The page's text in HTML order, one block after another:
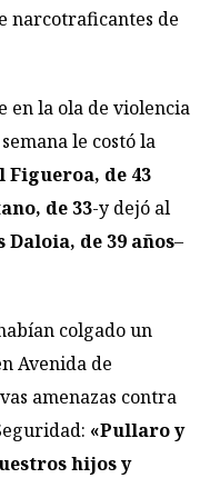
narcotraficantes de
en la ola de violencia
le costó la
Figueroa, de 43
de 33-y dejó al
Daloia, de 39 años–
colgado un
Avenida de
amenazas contra
«Pullaro y
hijos y